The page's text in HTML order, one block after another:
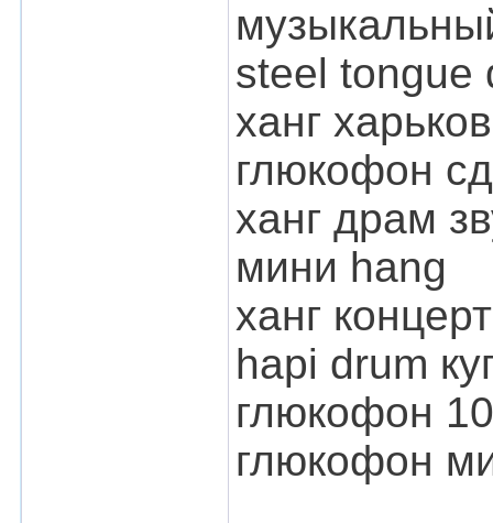
steel tongue
ханг харьков
глюкофон
ханг драм
мини hang
ханг
hapi drum
глюкофон
глюкофон